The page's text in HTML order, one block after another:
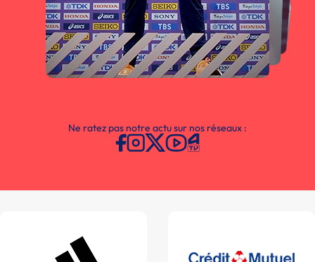
Ne ratez pas notre actu sur nos réseaux :